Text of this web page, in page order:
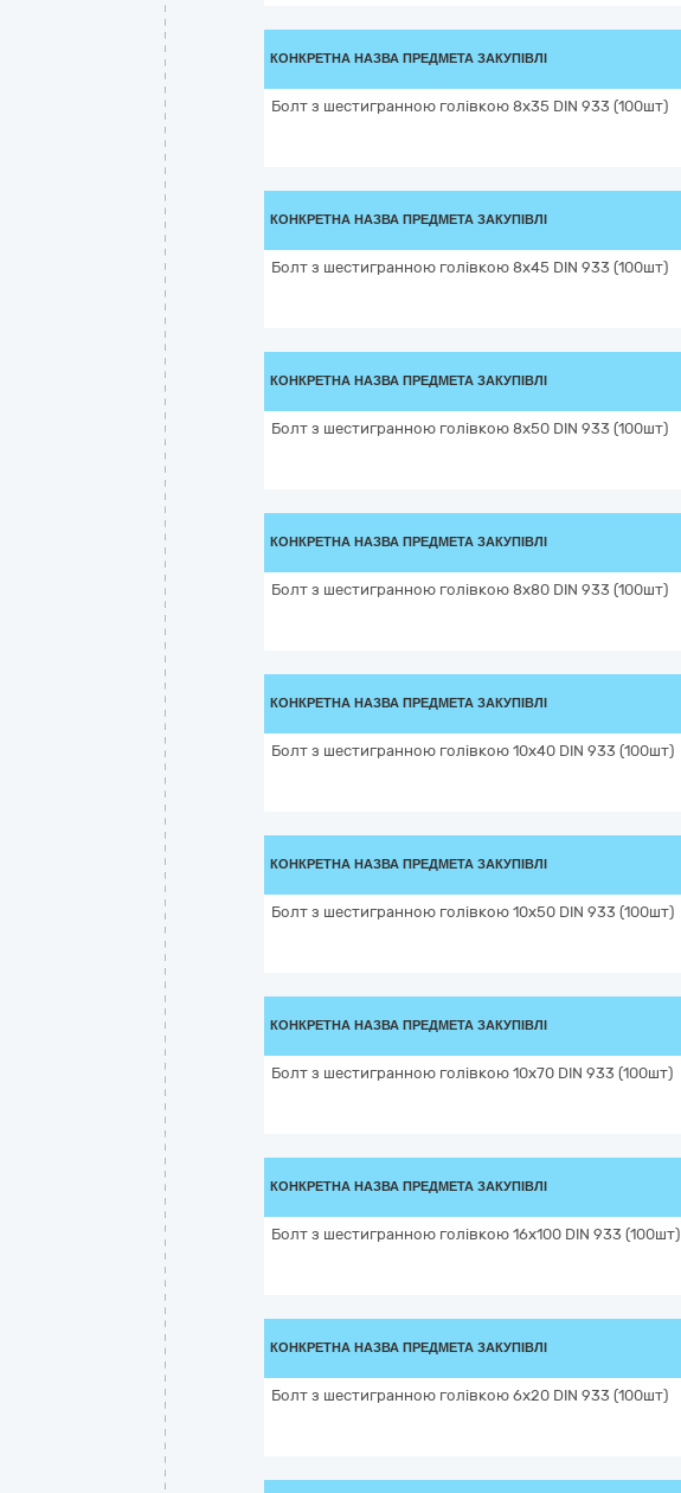
КОНКРЕТНА НАЗВА ПРЕДМЕТА ЗАКУПІВЛІ
Болт з шестигранною голівкою 8х35 DIN 933 (100шт)
КОНКРЕТНА НАЗВА ПРЕДМЕТА ЗАКУПІВЛІ
Болт з шестигранною голівкою 8х45 DIN 933 (100шт)
КОНКРЕТНА НАЗВА ПРЕДМЕТА ЗАКУПІВЛІ
Болт з шестигранною голівкою 8х50 DIN 933 (100шт)
КОНКРЕТНА НАЗВА ПРЕДМЕТА ЗАКУПІВЛІ
Болт з шестигранною голівкою 8х80 DIN 933 (100шт)
КОНКРЕТНА НАЗВА ПРЕДМЕТА ЗАКУПІВЛІ
Болт з шестигранною голівкою 10х40 DIN 933 (100шт)
КОНКРЕТНА НАЗВА ПРЕДМЕТА ЗАКУПІВЛІ
Болт з шестигранною голівкою 10х50 DIN 933 (100шт)
КОНКРЕТНА НАЗВА ПРЕДМЕТА ЗАКУПІВЛІ
Болт з шестигранною голівкою 10х70 DIN 933 (100шт)
КОНКРЕТНА НАЗВА ПРЕДМЕТА ЗАКУПІВЛІ
Болт з шестигранною голівкою 16х100 DIN 933 (100шт)
КОНКРЕТНА НАЗВА ПРЕДМЕТА ЗАКУПІВЛІ
Болт з шестигранною голівкою 6х20 DIN 933 (100шт)